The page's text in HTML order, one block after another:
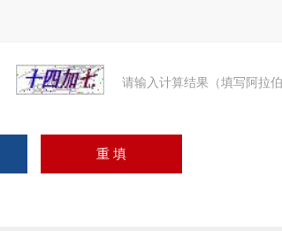
请输入计算结果（填写阿拉